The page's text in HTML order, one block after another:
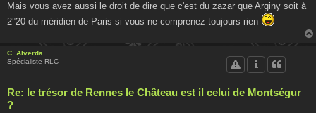
Mais vous avez aussi le droit de dire que c'est du zazar que Arginy soit à
2°20 du méridien de Paris si vous ne comprenez toujours rien
C. Alverda
Spécialiste RLC
Re: le trésor de Rennes le Château est il celui de Montségur
?